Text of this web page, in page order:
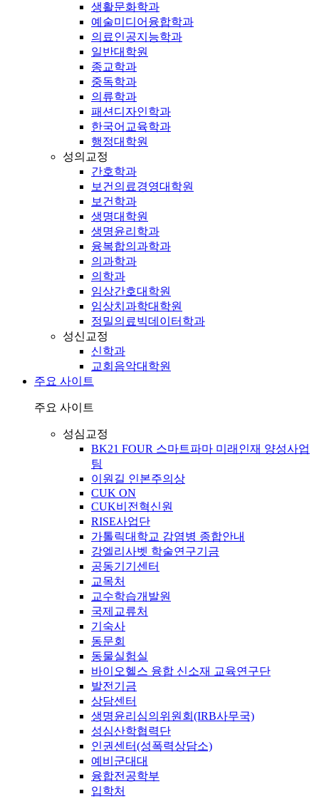
생활문화학과
예술미디어융합학과
의료인공지능학과
일반대학원
종교학과
중독학과
의류학과
패션디자인학과
한국어교육학과
행정대학원
성의교정
간호학과
보건의료경영대학원
보건학과
생명대학원
생명윤리학과
융복합의과학과
의과학과
의학과
임상간호대학원
임상치과학대학원
정밀의료빅데이터학과
성신교정
신학과
교회음악대학원
주요 사이트
주요 사이트
성심교정
BK21 FOUR 스마트파마 미래인재 양성사업
팀
이원길 인본주의상
CUK ON
CUK비전혁신원
RISE사업단
가톨릭대학교 감염병 종합안내
강엘리사벳 학술연구기금
공동기기센터
교목처
교수학습개발원
국제교류처
기숙사
동문회
동물실험실
바이오헬스 융합 신소재 교육연구단
발전기금
상담센터
생명윤리심의위원회(IRB사무국)
성심산학협력단
인권센터(성폭력상담소)
예비군대대
융합전공학부
입학처